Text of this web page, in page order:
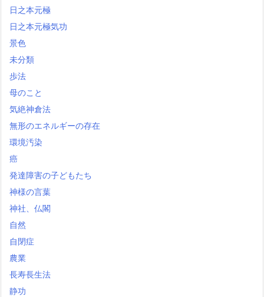
日之本元極
日之本元極気功
景色
未分類
歩法
母のこと
気絶神倉法
無形のエネルギーの存在
環境汚染
癌
発達障害の子どもたち
神様の言葉
神社、仏閣
自然
自閉症
農業
長寿長生法
静功